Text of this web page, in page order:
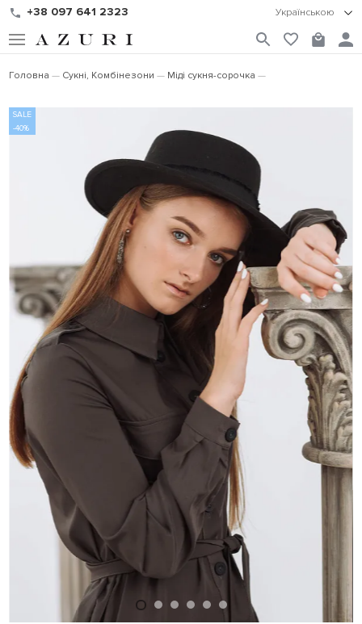
+38 097 641 2323 Українською
Головна Сукні, Комбінезони Міді сукня-сорочка